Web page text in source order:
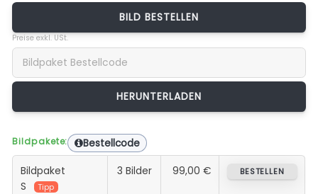
BILD BESTELLEN
Preise exkl. USt.
Bildpakete: Bestellcode
Bildpaket
S
Tipp
3 Bilder 99,00 € BESTELLEN